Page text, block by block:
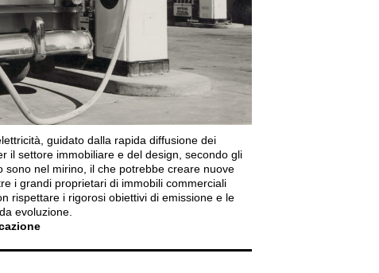
guidato dalla rapida diffusione dei
il settore immobiliare e del design, secondo gli
nel mirino, il che potrebbe creare nuove
i grandi proprietari di immobili commerciali
rispettare i rigorosi obiettivi di emissione e le
evoluzione.